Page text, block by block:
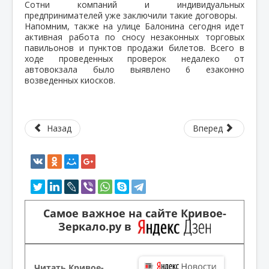
Сотни компаний и индивидуальных
предпринимателей уже заключили такие договоры.
Напомним, также на улице Балонина сегодня идет
активная работа по сносу незаконных торговых
павильонов и пунктов продажи билетов. Всего в
ходе проведенных проверок недалеко от
автовокзала было выявлено 6 езаконно
возведенных киосков.
Назад Вперед
Самое важное на сайте Кривое-
Зеркало.ру в